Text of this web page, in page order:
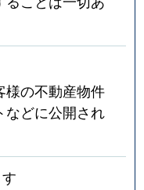
様の不動産物件
などに公開され